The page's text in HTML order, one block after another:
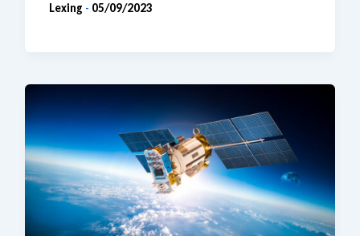
Lexing - 05/09/2023